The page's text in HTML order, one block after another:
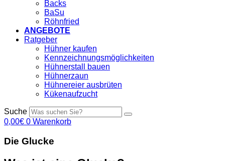
Backs
BaSu
Röhnfried
ANGEBOTE
Ratgeber
Hühner kaufen
Kennzeichnungsmöglichkeiten
Hühnerstall bauen
Hühnerzaun
Hühnereier ausbrüten
Kükenaufzucht
Suche
0,00€ 0 Warenkorb
Die Glucke